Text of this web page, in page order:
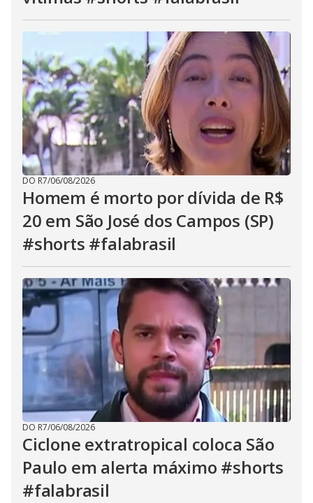
DO R7/06/08/2026
Homem é morto por dívida de R$
20 em São José dos Campos (SP)
#shorts #falabrasil
DO R7/06/08/2026
Ciclone extratropical coloca São
Paulo em alerta máximo #shorts
#falabrasil